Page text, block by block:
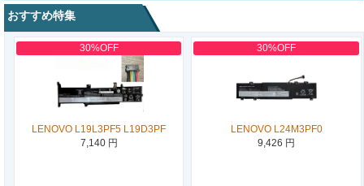
おすすめ特集
30%OFF
LENOVO L19L3PF5 L19D3PF
7,140 円
30%OFF
LENOVO L24M3PF0
9,426 円